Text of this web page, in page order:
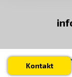
Kontakt